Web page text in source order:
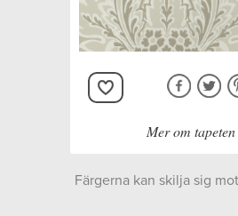
Mer om tapeten
Färgerna kan skilja sig